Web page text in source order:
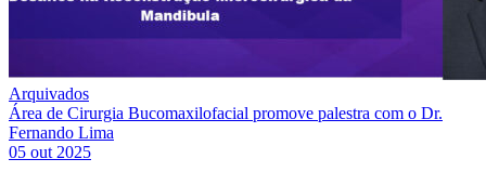
Arquivados
Área de Cirurgia Bucomaxilofacial promove palestra com o Dr.
Fernando Lima
05 out 2025